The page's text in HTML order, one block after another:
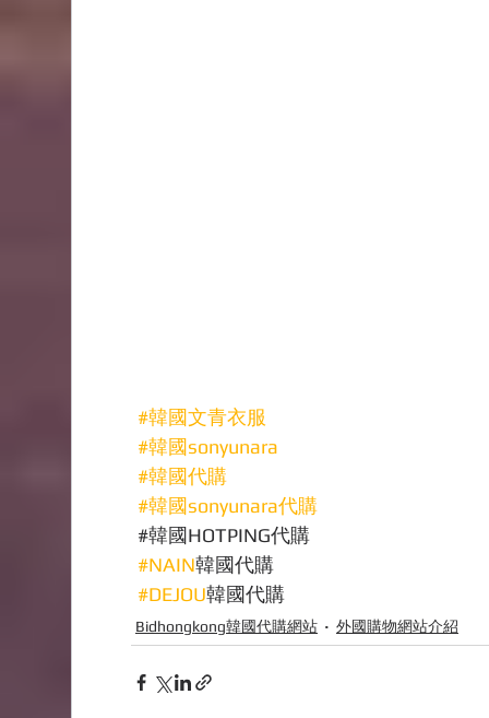
#韓國文青衣服
#韓國sonyunara
#韓國代購
#韓國sonyunara代購
#韓國HOTPING代購
#NAIN韓國代購
#DEJOU韓國代購
Bidhongkong韓國代購網站 外國購物網站介紹